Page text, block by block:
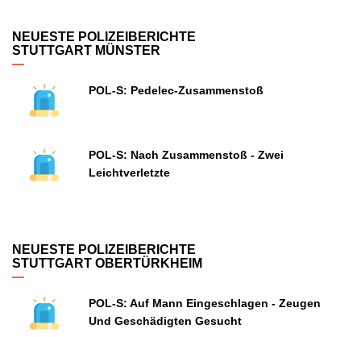
NEUESTE POLIZEIBERICHTE
STUTTGART MÜNSTER
POL-S: Pedelec-Zusammenstoß
POL-S: Nach Zusammenstoß - Zwei
Leichtverletzte
NEUESTE POLIZEIBERICHTE
STUTTGART OBERTÜRKHEIM
POL-S: Auf Mann Eingeschlagen - Zeugen
Und Geschädigten Gesucht